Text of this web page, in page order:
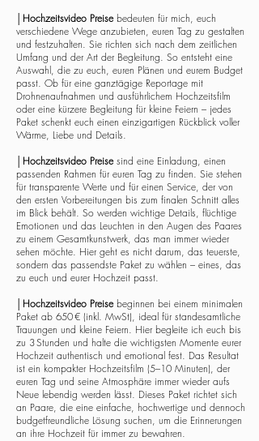
Hochzeitsvideo Preisebedeuten für mich, euch
verschiedene Wege anzubieten, euren Tag zu gestalten
und festzuhalten. Sie richten sich nach dem zeitlichen
Umfang und der Art der Begleitung. So entsteht eine
Auswahl, die zu euch, euren Plänen und eurem Budget
passt. Ob für eine ganztägige Reportage mit
Drohnenaufnahmen und ausführlichem Hochzeitsfilm
oder eine kürzere Begleitung für kleine Feiern – jedes
Paket schenkt euch einen einzigartigen Rückblick voller
Wärme, Liebe und Details.
Hochzeitsvideo Preisesind eine Einladung, einen
passenden Rahmen für euren Tag zu finden. Sie stehen
für transparente Werte und für einen Service, der von
den ersten Vorbereitungen bis zum finalen Schnitt alles
im Blick behält. So werden wichtige Details, flüchtige
Emotionen und das Leuchten in den Augen des Paares
zu einem Gesamtkunstwerk, das man immer wieder
sehen möchte. Hier geht es nicht darum, das teuerste,
sondern das passendste Paket zu wählen – eines, das
zu euch und eurer Hochzeit passt.
Hochzeitsvideo Preisebeginnen bei einem minimalen
Paket ab 650 € (inkl. MwSt), ideal für standesamtliche
Trauungen und kleine Feiern. Hier begleite ich euch bis
zu 3 Stunden und halte die wichtigsten Momente eurer
Hochzeit authentisch und emotional fest. Das Resultat
ist ein kompakter Hochzeitsfilm (5–10 Minuten), der
euren Tag und seine Atmosphäre immer wieder aufs
Neue lebendig werden lässt. Dieses Paket richtet sich
an Paare, die eine einfache, hochwertige und dennoch
budgetfreundliche Lösung suchen, um die Erinnerungen
an ihre Hochzeit für immer zu bewahren.